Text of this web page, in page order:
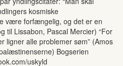
kosmiske
være forfængelig, og det er en
til Lissabon, Pascal Mercier) “For
ligner alle problemer søm” (Amos
Bogserien
uskyld